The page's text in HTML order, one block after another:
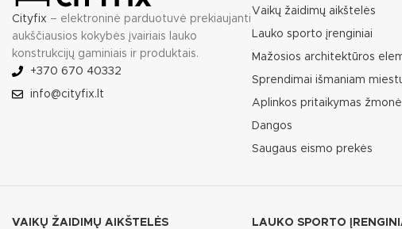
Cityfix – elektroninė parduotuvė prekiaujanti
aukščiausios kokybės įvairiais lauko
konstrukcijų gaminiais ir produktais.
+370 670 40332
info@cityfix.lt
Vaikų žaidimų aikštelės
Lauko sporto įrenginiai
Mažosios architektūros
Sprendimai išmaniam
Aplinkos pritaikymas
Dangos
Saugaus eismo prekės
VAIKŲ ŽAIDIMŲ AIKŠTELĖS
LAUKO SPORTO